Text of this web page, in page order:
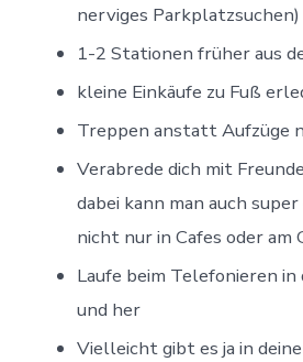
nerviges Parkplatzsuchen)
1-2 Stationen früher aus
kleine Einkäufe zu Fuß
Treppen anstatt Aufzüge
Verabrede dich mit
dabei kann man auch
nicht nur in Cafes oder
Laufe beim Telefonieren
und her
Vielleicht gibt es ja in